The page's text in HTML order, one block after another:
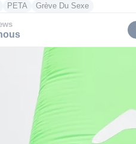
PETA Grève Du Sexe